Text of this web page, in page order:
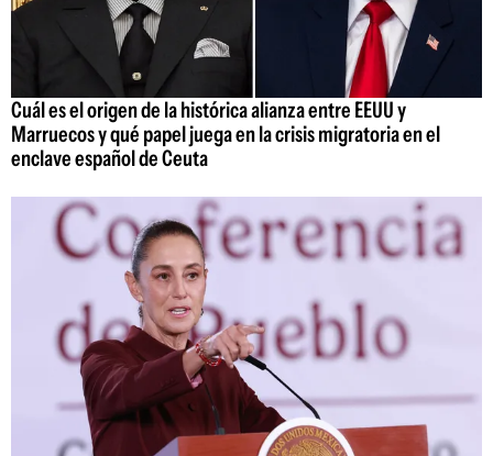
Cuál es el origen de la histórica alianza entre EEUU y
Marruecos y qué papel juega en la crisis migratoria en el
enclave español de Ceuta